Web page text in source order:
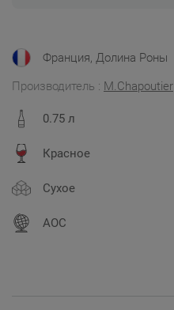
Франция, Долина Роны
Производитель : M.Chapoutier
0.75 л
Красное
Сухое
AOC